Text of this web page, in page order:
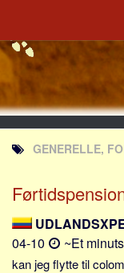
Portal
Udvandrerne.dk
Utvandrerne.no
Utvandrarna.se
Tyskland.dk
England.dk
Rusland.dk
JLKM.dk
Lande
GENERELLE,
04-10
~Et
kan jeg flytte til